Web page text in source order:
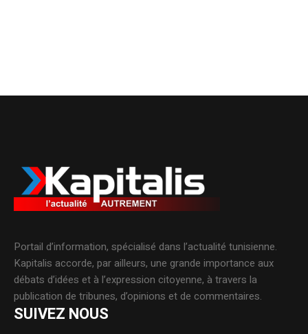
Portail d’information, spécialisé dans l’actualité tunisienne.
Kapitalis accorde, par ailleurs, une grande importance aux
débats d’idées et à l’expression citoyenne, à travers la
publication de tribunes, d’opinions et de commentaires.
SUIVEZ NOUS